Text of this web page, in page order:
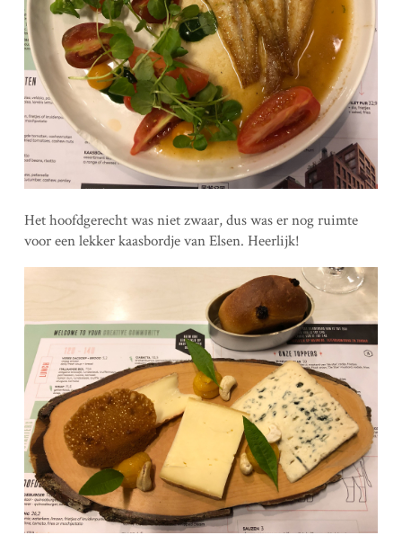
Het hoofdgerecht was niet zwaar, dus was er nog ruimte
voor een lekker kaasbordje van Elsen. Heerlijk!